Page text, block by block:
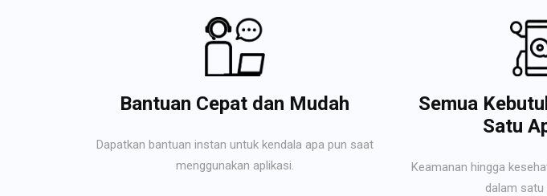
Bantuan Cepat dan Mudah
Dapatkan bantuan instan untuk kendala apa pun saat
menggunakan aplikasi.
Semua
Satu
Keamanan hingga
dalam